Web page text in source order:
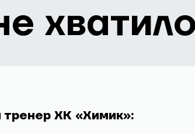
тренер ХК «Химик»: